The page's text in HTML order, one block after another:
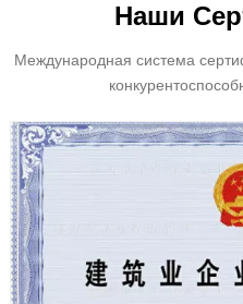
Наши
Международная система